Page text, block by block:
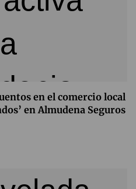
en el comercio local
en Almudena Seguros